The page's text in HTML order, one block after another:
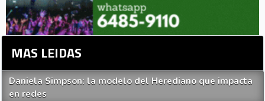
MAS LEIDAS
Daniela Simpson: la modelo del Herediano que impacta
en redes